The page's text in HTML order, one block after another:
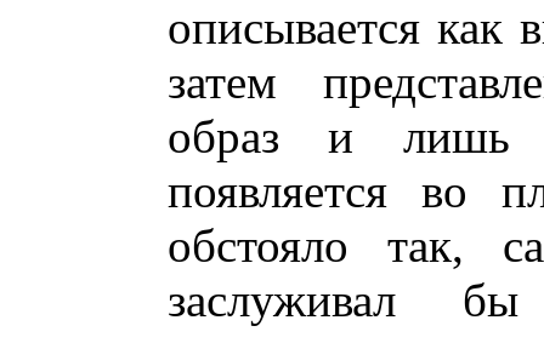
описывается как
затем
образ и лишь
появляется во
обстояло так,
заслуживал